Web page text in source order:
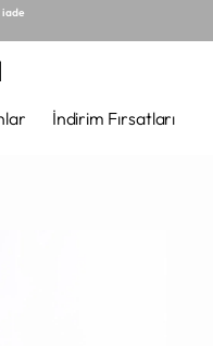
iade
İndirim Fırsatları